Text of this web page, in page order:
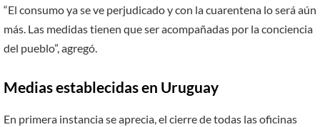
“El consumo ya se ve perjudicado y con la cuarentena lo será aún
más. Las medidas tienen que ser acompañadas por la conciencia
del pueblo”, agregó.
Medias establecidas en Uruguay
En primera instancia se aprecia, el cierre de todas las oficinas